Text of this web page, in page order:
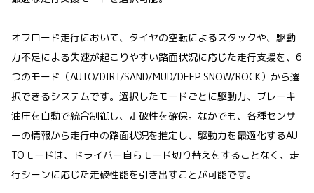
オフロード走行において、タイヤの空転によるスタックや、駆動
力不足による失速が起こりやすい路面状況に応じた走行支援を、6
つのモード（AUTO/DIRT/SAND/MUD/DEEP SNOW/ROCK）から選
択できるシステムです。選択したモードごとに駆動力、ブレーキ
油圧を自動で統合制御し、走破性を確保。なかでも、各種センサ
ーの情報から走行中の路面状況を推定し、駆動力を最適化するAU
TOモードは、ドライバー自らモード切り替えをすることなく、走
行シーンに応じた走破性能を引き出すことが可能です。